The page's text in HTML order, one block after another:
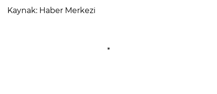
Kaynak: Haber Merkezi